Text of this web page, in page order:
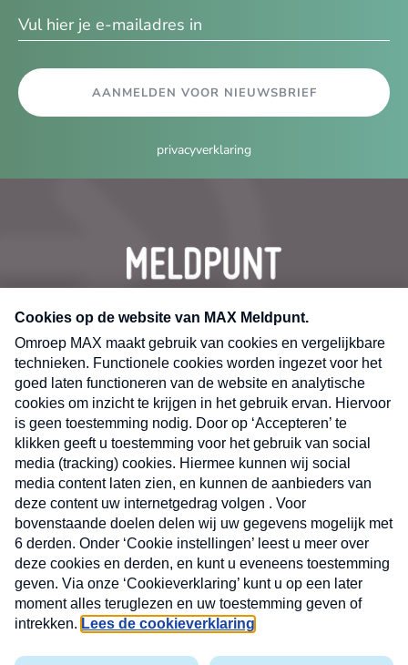
AANMELDEN VOOR NIEUWSBRIEF
privacyverklaring
CONTACT
Volg ons op
MAX
Cookieverklaring
Kwetsbaarheid
X
Nieuwsbrief
Neem hier een gratis abonnement op de MAX
Consumenten nieuwsbrief. Elke maandag en
donderdag in uw mailbox.